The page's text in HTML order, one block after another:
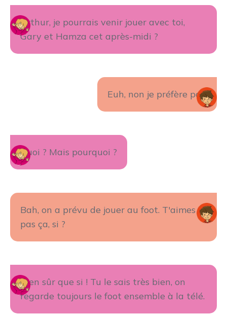
Arthur, je pourrais venir jouer avec toi,
Gary et Hamza cet après-midi ?
Euh, non je préfère pas.
Quoi ? Mais pourquoi ?
Bah, on a prévu de jouer au foot. T'aimes
pas ça, si ?
Bien sûr que si ! Tu le sais très bien, on
regarde toujours le foot ensemble à la télé.